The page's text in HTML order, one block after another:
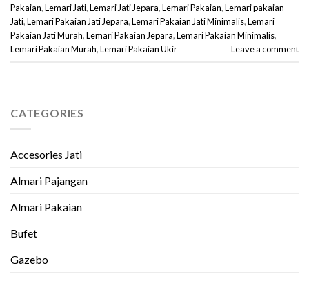
Pakaian,Lemari Jati,Lemari Jati Jepara,Lemari Pakaian,Lemari pakaian
Jati,Lemari Pakaian Jati Jepara,Lemari Pakaian Jati Minimalis,Lemari
Pakaian Jati Murah,Lemari Pakaian Jepara,Lemari Pakaian Minimalis,
Lemari Pakaian Murah,Lemari Pakaian Ukir Leave a comment
CATEGORIES
Accesories Jati
Almari Pajangan
Almari Pakaian
Bufet
Gazebo